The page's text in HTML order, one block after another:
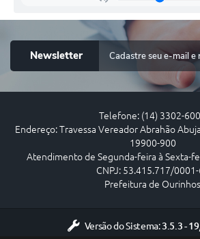
Newsletter
Telefone: (14) 3302-
Endereço: Travessa Vereador Abrahão
19900-900
Atendimento de Segunda-feira à Sexta-
CNPJ: 53.415.717/
Prefeitura de Ourinhos
Versão do Sistema:3.5.3 -